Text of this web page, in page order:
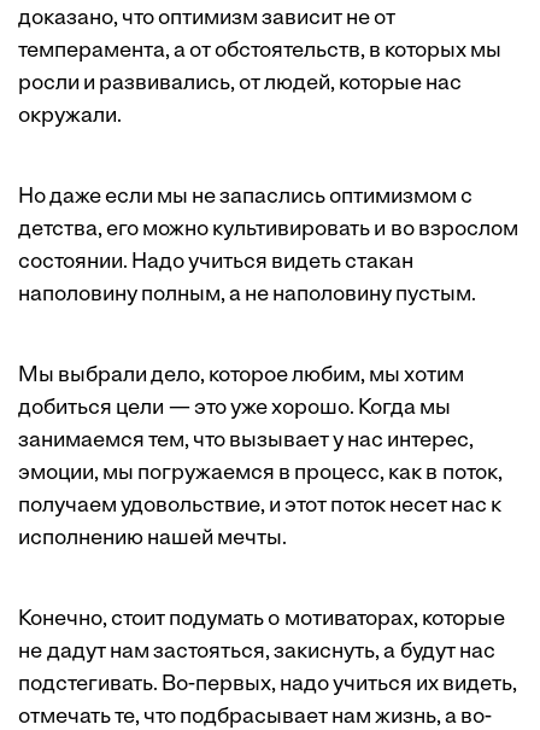
доказано, что оптимизм зависит не от
темперамента, а от обстоятельств, в которых мы
росли и развивались, от людей, которые нас
окружали.
Но даже если мы не запаслись оптимизмом с
детства, его можно культивировать и во взрослом
состоянии. Надо учиться видеть стакан
наполовину полным, а не наполовину пустым.
Мы выбрали дело, которое любим, мы хотим
добиться цели — это уже хорошо. Когда мы
занимаемся тем, что вызывает у нас интерес,
эмоции, мы погружаемся в процесс, как в поток,
получаем удовольствие, и этот поток несет нас к
исполнению нашей мечты.
Конечно, стоит подумать о мотиваторах, которые
не дадут нам застояться, закиснуть, а будут нас
подстегивать. Во-первых, надо учиться их видеть,
отмечать те, что под­брасывает нам жизнь, а во-